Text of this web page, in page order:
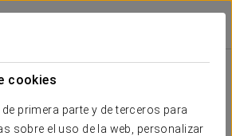
cookies
primera parte y de terceros para
sobre el uso de la web, personalizar